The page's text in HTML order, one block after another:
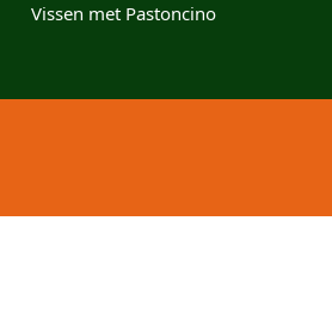
Vissen met Pastoncino